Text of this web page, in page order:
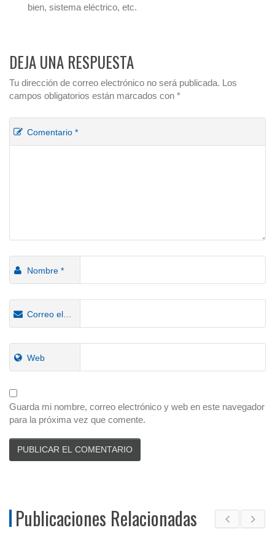
bien, sistema eléctrico, etc.
DEJA UNA RESPUESTA
Tu dirección de correo electrónico no será publicada. Los
campos obligatorios están marcados con *
Comentario *
Nombre *
Correo electrónico
Web
Guarda mi nombre, correo electrónico y web en este navegador
para la próxima vez que comente.
Publicaciones Relacionadas